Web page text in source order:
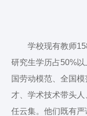
学校现有教师
研究生学历占50%
国劳动模范、全国
才、学术技术带头
任云集。他们既有